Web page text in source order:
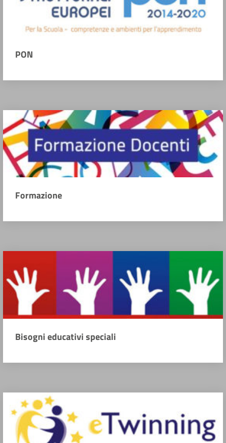
PON
Formazione
Bisogni educativi speciali